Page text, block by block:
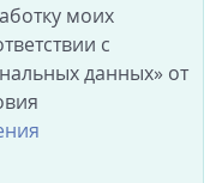
моих
с
данных» от